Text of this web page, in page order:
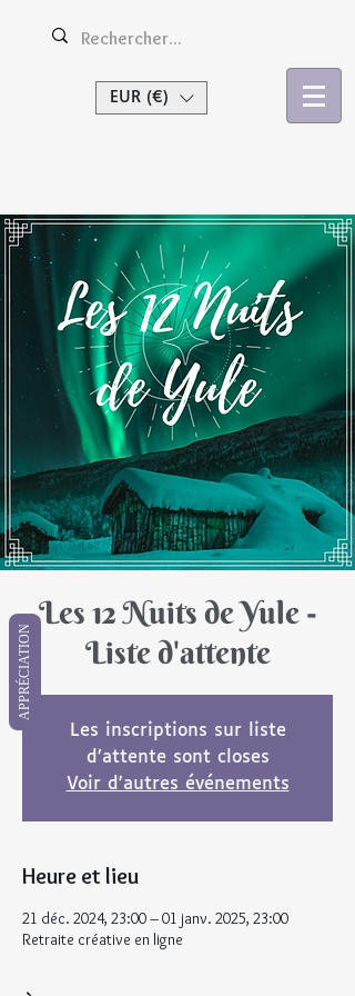
EUR (€)
Les 12 Nuits de Yule -
Liste d'attente
Les inscriptions sur liste
d’attente sont closes
Voir d'autres événements
Heure et lieu
21 déc. 2024, 23:00 – 01 janv. 2025, 23:00
Retraite créative en ligne
APPRÉCIATION